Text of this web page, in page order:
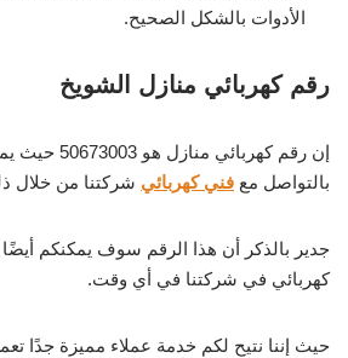
الأدوات بالشكل الصحيح.
رقم كهربائي منازل الشويخ
إن رقم كهربائي
بالتواصل مع فني كهربائي شركتنا من خلال
جدير بالذكر أن هذا الرقم سوف يمكنكم
كهربائي في شركتنا في أي وقت.
حيث إننا نتيح لكم خدمة عملاء مميزة جدًا